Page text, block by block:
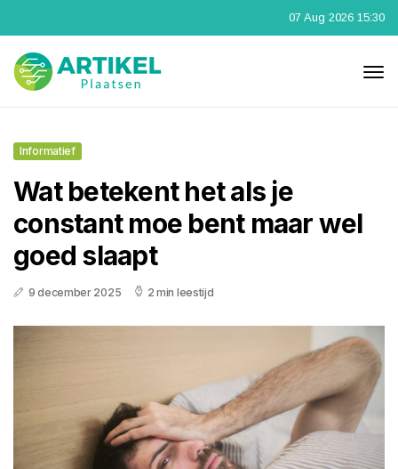
07 Aug 2026 15:30
Informatief
Wat betekent het als je
constant moe bent maar wel
goed slaapt
9 december 2025 2 min leestijd